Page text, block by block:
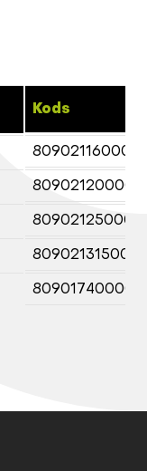
Kods